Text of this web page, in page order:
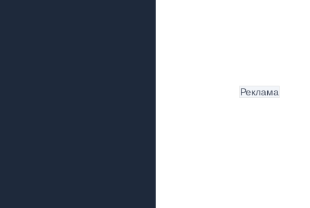
Реклама